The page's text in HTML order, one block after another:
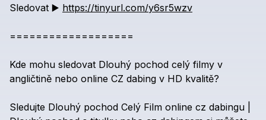
Sledovat ▶️ https://tinyurl.com/y6sr5wzv
===================
Kde mohu sledovat Dlouhý pochod celý filmy v
angličtině nebo online CZ dabing v HD kvalitě?
Sledujte Dlouhý pochod Celý Film online cz dabingu